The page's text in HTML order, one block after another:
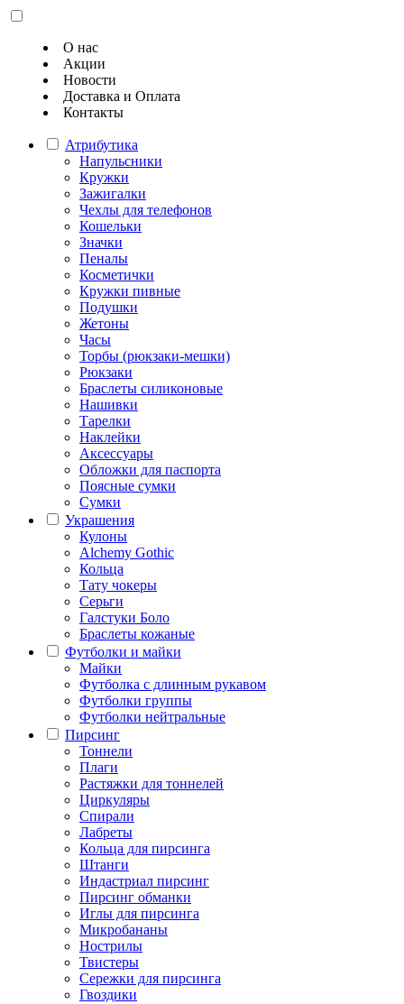
О нас
Акции
Новости
Доставка и Оплата
Контакты
Атрибутика
Напульсники
Кружки
Зажигалки
Чехлы для телефонов
Кошельки
Значки
Пеналы
Косметички
Кружки пивные
Подушки
Жетоны
Часы
Торбы (рюкзаки-мешки)
Рюкзаки
Браслеты силиконовые
Нашивки
Тарелки
Наклейки
Аксессуары
Обложки для паспорта
Поясные сумки
Сумки
Украшения
Кулоны
Alchemy Gothic
Кольца
Тату чокеры
Серьги
Галстуки Боло
Браслеты кожаные
Футболки и майки
Майки
Футболка с длинным рукавом
Футболки группы
Футболки нейтральные
Пирсинг
Тоннели
Плаги
Растяжки для тоннелей
Циркуляры
Спирали
Лабреты
Кольца для пирсинга
Штанги
Индастриал пирсинг
Пирсинг обманки
Иглы для пирсинга
Микробананы
Нострилы
Твистеры
Сережки для пирсинга
Гвоздики